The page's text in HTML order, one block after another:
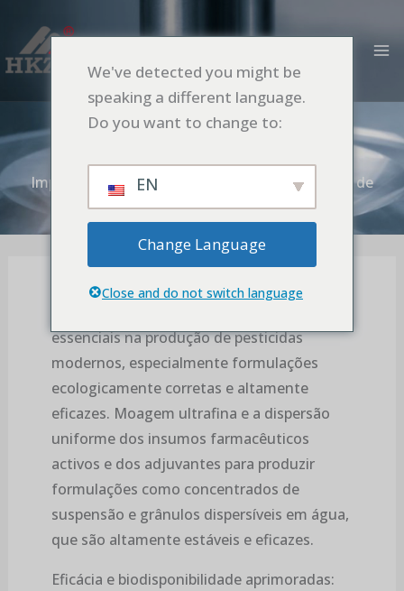
o
Importância da Moagem Ultrafina na
Produção de Pesticidas
Importância da Moagem Ultrafina na Produção de
Pesticidas
essenciais na produção de pesticidas
modernos, especialmente formulações
ecologicamente corretas e altamente
eficazes. Moagem ultrafina e a dispersão
uniforme dos insumos farmacêuticos
activos e dos adjuvantes para produzir
formulações como concentrados de
suspensão e grânulos dispersíveis em água,
que são altamente estáveis e eficazes.
Eficácia e biodisponibilidade aprimoradas:
We've detected you might be
speaking a different language.
Do you want to change to:
EN
Change Language
Close and do not switch language